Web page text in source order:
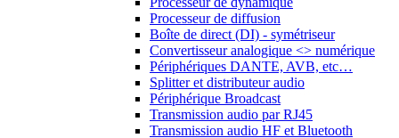
Processeur de diffusion
Boîte de direct (DI) - symétriseur
Convertisseur analogique <> numérique
Périphériques DANTE, AVB, etc…
Splitter et distributeur audio
Périphérique Broadcast
Transmission audio par RJ45
Transmission audio HF et Bluetooth